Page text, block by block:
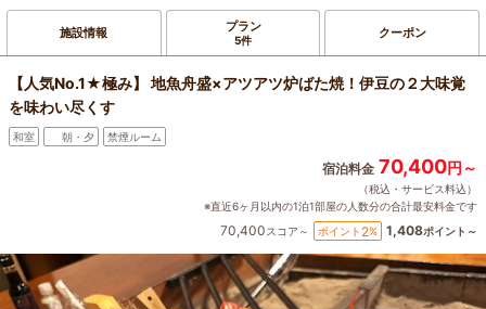
施設情報 プラン
5件 クーポン
【人気No.1★極み】 地魚舟盛×アツアツ炉ばた焼！伊豆の２大味覚
を味わい尽くす
和室 朝・夕 禁煙ルーム
宿泊料金 70,400円～
（税込・サービス料込）
※直近6ヶ月以内の1泊1部屋の人数分の合計最安料金です
70,400スコア～ ポイント 2% 1,408ポイント～